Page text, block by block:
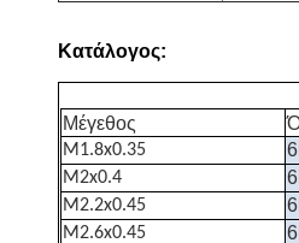
Κατάλογος:
Μέγεθος
M1.8x0.35
M2x0.4
M2.2x0.45
M2.6x0.45